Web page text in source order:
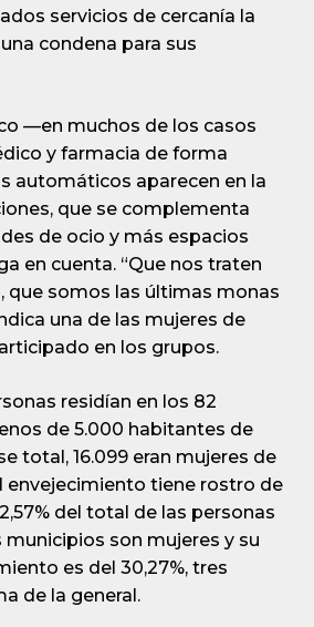
servicios de cercanía la
condena para sus
—en muchos de los casos
y farmacia de forma
automáticos aparecen en la
que se complementa
de ocio y más espacios
en cuenta. “Que nos traten
que somos las últimas monas
una de las mujeres de
en los grupos.
residían en los 82
de 5.000 habitantes de
total, 16.099 eran mujeres de
envejecimiento tiene rostro de
del total de las personas
municipios son mujeres y su
es del 30,27%, tres
de la general.